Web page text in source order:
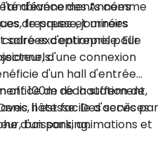
des Années
fresques et miroirs
exceptionnel pour
d'événements comme
de presse, journées
soirées d'entreprise. Elle
d'une connexion
d'un hall d'entrée
office de réchauffement,
hôtesse. Des services
boissons, animations et
disponibles.
100m de la station de
il est facile d'accès par
d'un parking.